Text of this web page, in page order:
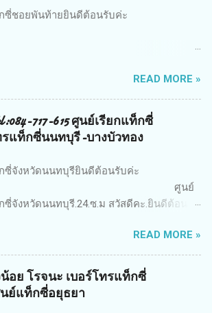
น มีทีมงานสมาชิกให้บริการทุกๆพื้นที่ โดยคน
ต้องรอรถนานๆ ทางทีมงานมีบริการหลายรูป
ส่งออก สนามบินดอนเมือง สนามบิน
รณภูมิ บริการเหมารถไปต่างจังหวัด ทำทัวร์
นพื้นที่ รถพื้นท...
กซี่ชอยพันท้ายยินดีต้อนรับค่ะ
ดีต้อนรับ..สู่บริการ แท็กซี่ พันท้าย และ ลูกค้า
ริการ เช่า-เหมารถตู้ พันท้าย และพื้นที่ใกล้
งคับ ยินดีต้อนรับทุ...
READ MORE »
717-615 ศูนย์เรียกแท็กซี่
แท็กซี่นนทบุรี-บางบัวทอง
กซี่จังหวัดนนทบุรียินดีต้อนรับค่ะ
นย์
ซี่จังหวัดนนทบุรี.24.ซ.ม สวัสดีคะ.ยินดีต้อนรับ
ตู้ นนทบุรี และพื้นที่ใกล้เคียงคับ ยินดีต้อนรับ
านเข้าสู่บริการเรียกรถแท็กซี่และบริการเช่า
-แท็กซี่ นนทบุรี ผ่านทางเว็บไซค์
นไลน์24.ชม ทีมงานยินดีให้บริการท่านด้วย
ามเต็มใจทางเรามีทั้งรถแท็กซี่ 4ที่นั่ง รถขนาด7
READ MORE »
อย โรจนะ เบอร์โทรแท็กซี่
ย์แท็กซี่อยุธยา